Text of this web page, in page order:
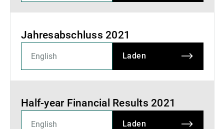
Jahresabschluss 2021
Laden
Half-year Financial Results 2021
Laden